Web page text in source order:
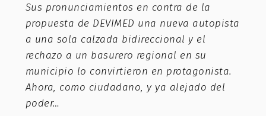
Sus pronunciamientos en contra de la
propuesta de DEVIMED una nueva autopista
a una sola calzada bidireccional y el
rechazo a un basurero regional en su
municipio lo convirtieron en protagonista.
Ahora, como ciudadano, y ya alejado del
poder…